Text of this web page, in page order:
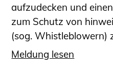
aufzudecken und
zum Schutz von
(sog. Whistleblowern)
Meldung lesen